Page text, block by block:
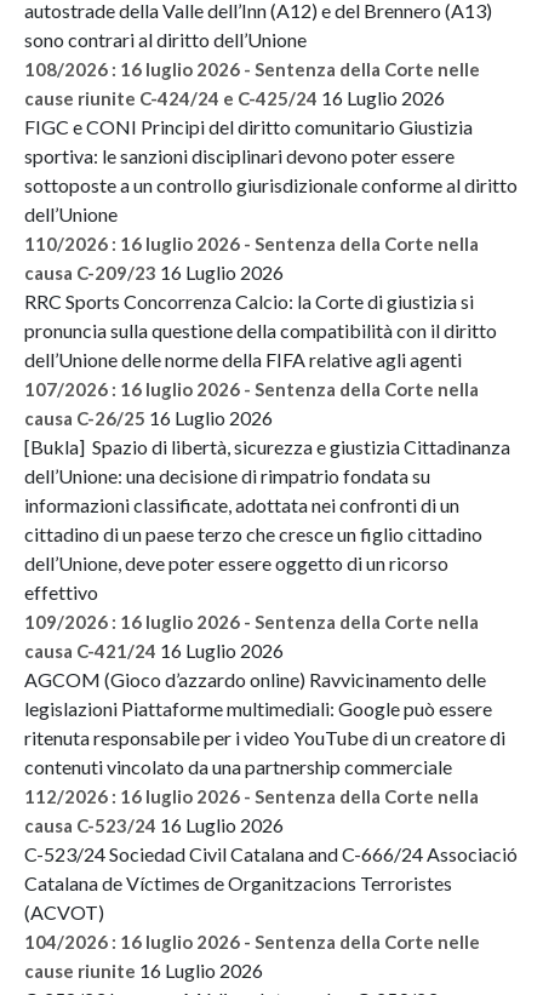
autostrade della Valle dell’Inn (A12) e del Brennero (A13)
sono contrari al diritto dell’Unione
108/2026 : 16 luglio 2026 - Sentenza della Corte nelle
cause riunite C-424/24 e C-425/24 16 Luglio 2026
FIGC e CONI Principi del diritto comunitario Giustizia
sportiva: le sanzioni disciplinari devono poter essere
sottoposte a un controllo giurisdizionale conforme al diritto
dell’Unione
110/2026 : 16 luglio 2026 - Sentenza della Corte nella
causa C-209/23 16 Luglio 2026
RRC Sports Concorrenza Calcio: la Corte di giustizia si
pronuncia sulla questione della compatibilità con il diritto
dell’Unione delle norme della FIFA relative agli agenti
107/2026 : 16 luglio 2026 - Sentenza della Corte nella
causa C-26/25 16 Luglio 2026
[Bukla] Spazio di libertà, sicurezza e giustizia Cittadinanza
dell’Unione: una decisione di rimpatrio fondata su
informazioni classificate, adottata nei confronti di un
cittadino di un paese terzo che cresce un figlio cittadino
dell’Unione, deve poter essere oggetto di un ricorso
effettivo
109/2026 : 16 luglio 2026 - Sentenza della Corte nella
causa C-421/24 16 Luglio 2026
AGCOM (Gioco d’azzardo online) Ravvicinamento delle
legislazioni Piattaforme multimediali: Google può essere
ritenuta responsabile per i video YouTube di un creatore di
contenuti vincolato da una partnership commerciale
112/2026 : 16 luglio 2026 - Sentenza della Corte nella
causa C-523/24 16 Luglio 2026
C-523/24 Sociedad Civil Catalana and C-666/24 Associació
Catalana de Víctimes de Organitzacions Terroristes
(ACVOT)
104/2026 : 16 luglio 2026 - Sentenza della Corte nelle
cause riunite 16 Luglio 2026